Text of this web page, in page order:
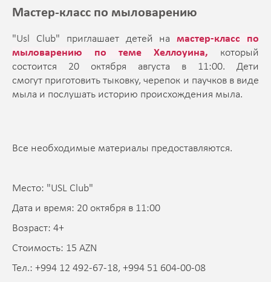
Мастер-класс по мыловарению
"Usl Club" приглашает детей намастер-класс по
мыловарению по теме Хеллоуина, который
состоится 20 октября августа в 11:00. Дети
смогут приготовить тыковку, черепок и паучков в виде
мыла и послушать историю происхождения мыла.
Все необходимые материалы предоставляются.
Место: "USL Club"
Дата и время: 20 октября в 11:00
Возраст: 4+
Стоимость: 15 AZN
Тел.: +994 12 492-67-18, +994 51 604-00-08